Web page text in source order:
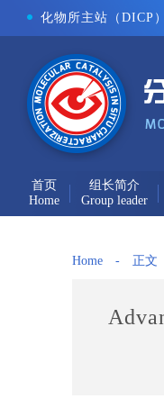
化物所主站（DICP）
首页
Home
组长简介
Group leader
Home - 正文